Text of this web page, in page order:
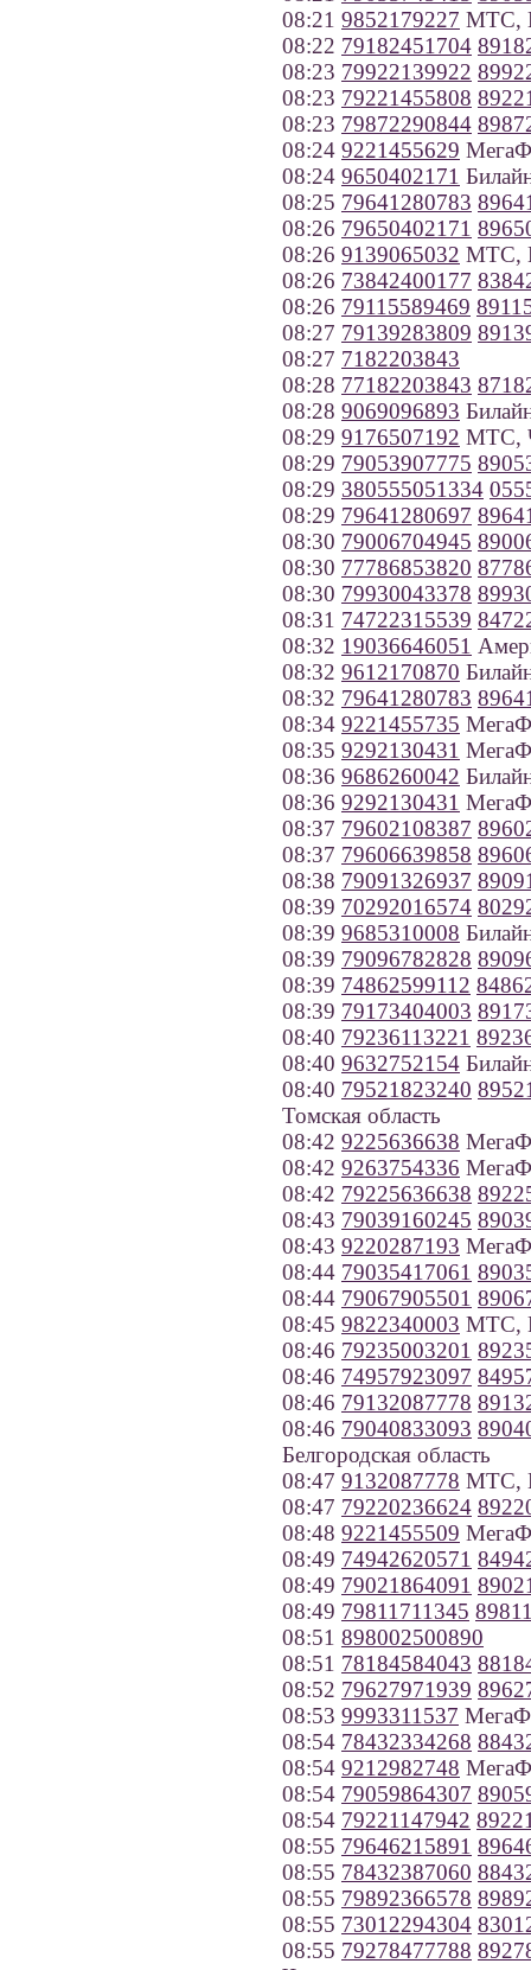
08:21 9852179227 МТС,
08:22 79182451704
08:23 79922139922
08:23 79221455808
08:23 79872290844
08:24 9221455629
08:24 9650402171
08:25 79641280783
08:26 79650402171
08:26 9139065032 МТС,
08:26 73842400177
08:26 79115589469
08:27 79139283809
08:27 7182203843
08:28 77182203843
08:28 9069096893
08:29 9176507192 МТС,
08:29 79053907775
08:29 380555051334
08:29 79641280697
08:30 79006704945
08:30 77786853820
08:30 79930043378
08:31 74722315539
08:32 19036646051
08:32 9612170870
08:32 79641280783
08:34 9221455735
08:35 9292130431
08:36 9686260042
08:36 9292130431
08:37 79602108387
08:37 79606639858
08:38 79091326937
08:39 70292016574
08:39 9685310008
08:39 79096782828
08:39 74862599112
08:39 79173404003
08:40 79236113221
08:40 9632752154
08:40 79521823240
Томская область
08:42 9225636638
08:42 9263754336
08:42 79225636638
08:43 79039160245
08:43 9220287193
08:44 79035417061
08:44 79067905501
08:45 9822340003 МТС,
08:46 79235003201
08:46 74957923097
08:46 79132087778
08:46 79040833093
Белгородская область
08:47 9132087778 МТС,
08:47 79220236624
08:48 9221455509
08:49 74942620571
08:49 79021864091
08:49 79811711345
08:51 898002500890
08:51 78184584043
08:52 79627971939
08:53 9993311537
08:54 78432334268
08:54 9212982748
08:54 79059864307
08:54 79221147942
08:55 79646215891
08:55 78432387060
08:55 79892366578
08:55 73012294304
08:55 79278477788